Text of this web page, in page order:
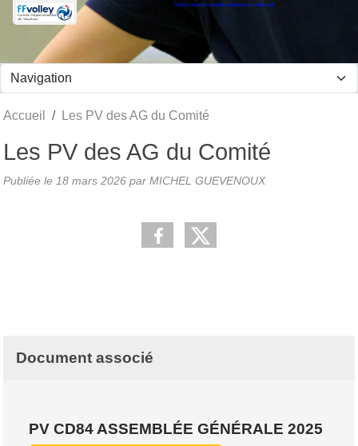
Comité Départemental de Vaucluse de Volley Ball
Accueil Les PV des AG du Comité
Les PV des AG du Comité
Publiée le 18 mars 2026 par MICHEL GUEVENOUX
Document associé
PV CD84 ASSEMBLÉE GÉNÉRALE 2025
Panneau de gestion des cookies